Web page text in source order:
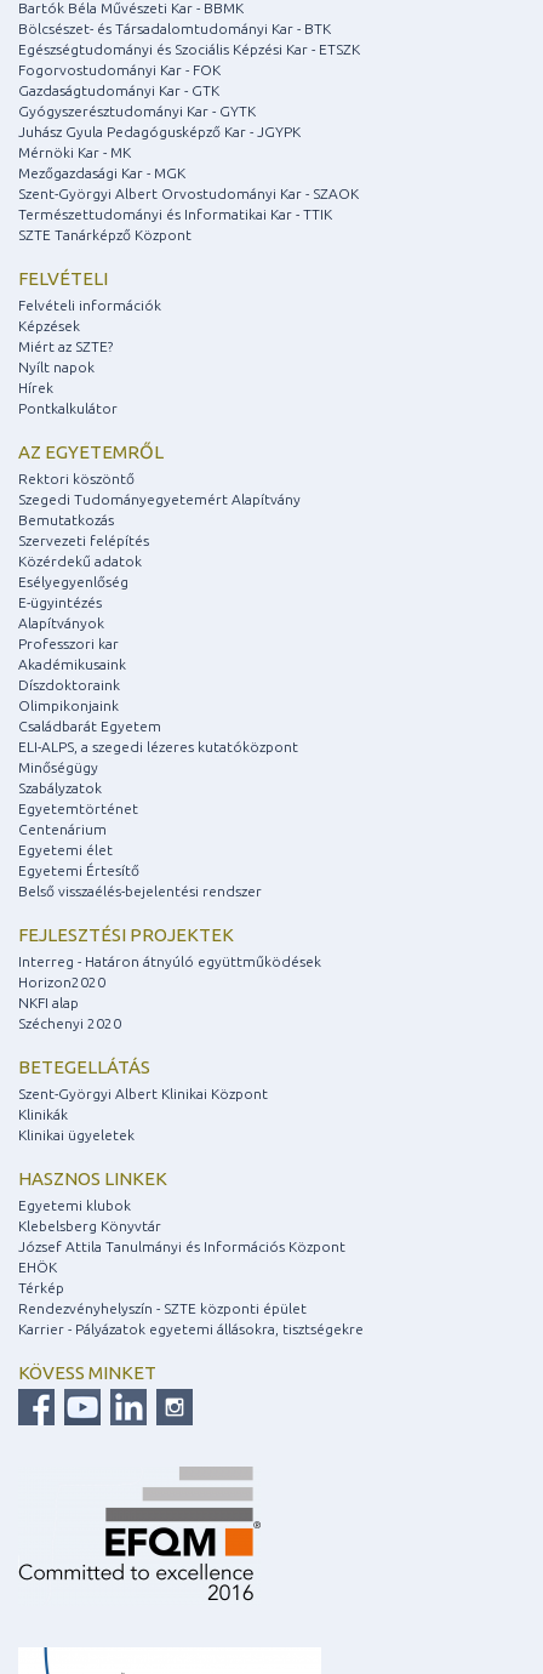
Bartók Béla Művészeti Kar - BBMK
Bölcsészet- és Társadalomtudományi Kar - BTK
Egészségtudományi és Szociális Képzési Kar - ETSZK
Fogorvostudományi Kar - FOK
Gazdaságtudományi Kar - GTK
Gyógyszerésztudományi Kar - GYTK
Juhász Gyula Pedagógusképző Kar - JGYPK
Mérnöki Kar - MK
Mezőgazdasági Kar - MGK
Szent-Györgyi Albert Orvostudományi Kar - SZAOK
Természettudományi és Informatikai Kar - TTIK
SZTE Tanárképző Központ
FELVÉTELI
Felvételi információk
Képzések
Miért az SZTE?
Nyílt napok
Hírek
Pontkalkulátor
AZ EGYETEMRŐL
Rektori köszöntő
Szegedi Tudományegyetemért Alapítvány
Bemutatkozás
Szervezeti felépítés
Közérdekű adatok
Esélyegyenlőség
E-ügyintézés
Alapítványok
Professzori kar
Akadémikusaink
Díszdoktoraink
Olimpikonjaink
Családbarát Egyetem
ELI-ALPS, a szegedi lézeres kutatóközpont
Minőségügy
Szabályzatok
Egyetemtörténet
Centenárium
Egyetemi élet
Egyetemi Értesítő
Belső visszaélés-bejelentési rendszer
FEJLESZTÉSI PROJEKTEK
Interreg - Határon átnyúló együttműködések
Horizon2020
NKFI alap
Széchenyi 2020
BETEGELLÁTÁS
Szent-Györgyi Albert Klinikai Központ
Klinikák
Klinikai ügyeletek
HASZNOS LINKEK
Egyetemi klubok
Klebelsberg Könyvtár
József Attila Tanulmányi és Információs Központ
EHÖK
Térkép
Rendezvényhelyszín - SZTE központi épület
Karrier - Pályázatok egyetemi állásokra, tisztségekre
KÖVESS MINKET